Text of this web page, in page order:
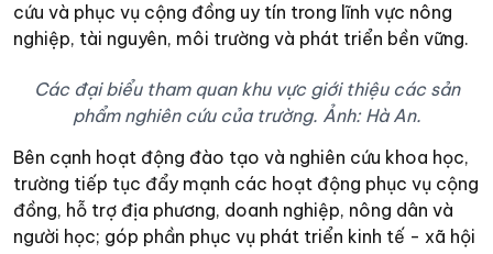
cứu và phục vụ cộng đồng uy tín trong lĩnh vực nông
nghiệp, tài nguyên, môi trường và phát triển bền vững.
Các đại biểu tham quan khu vực giới thiệu các sản
phẩm nghiên cứu của trường. Ảnh: Hà An.
Bên cạnh hoạt động đào tạo và nghiên cứu khoa học,
trường tiếp tục đẩy mạnh các hoạt động phục vụ cộng
đồng, hỗ trợ địa phương, doanh nghiệp, nông dân và
người học; góp phần phục vụ phát triển kinh tế - xã hội